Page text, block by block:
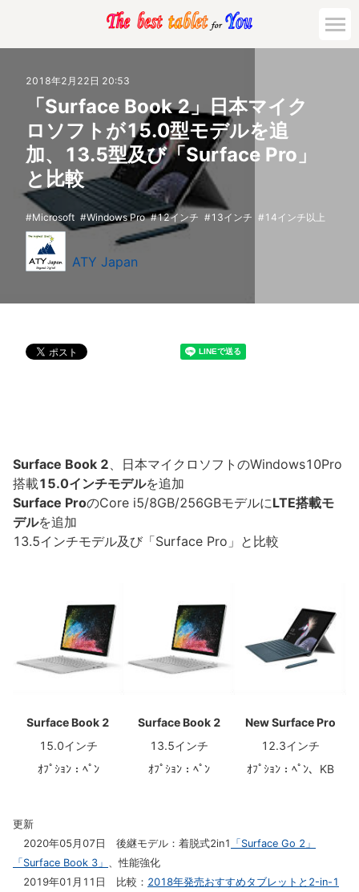
2018年2月22日 20:53
「Surface Book 2」日本マイク
ロソフトが15.0型モデルを追
加、13.5型及び「Surface Pro」
と比較
Microsoft Windows Pro 12インチ 13インチ 14インチ以上
ATY Japan
Surface Book 2、日本マイクロソフトのWindows10Pro
搭載15.0インチモデルを追加
Surface ProのCore i5/8GB/256GBモデルにLTE搭載モ
デルを追加
13.5インチモデル及び「Surface Pro」と比較
Surface Book 2
15.0インチ
ｵﾌﾟｼｮﾝ：ﾍﾟﾝ
Surface Book 2
13.5インチ
ｵﾌﾟｼｮﾝ：ﾍﾟﾝ
New Surface Pro
12.3インチ
ｵﾌﾟｼｮﾝ：ﾍﾟﾝ、KB
更新
2020年05月07日 後継モデル：着脱式2in1 「Surface Go 2」
「Surface Book 3」
、性能強化
2019年01月11日 比較： 2018年発売おすすめタブレットと2-in-1